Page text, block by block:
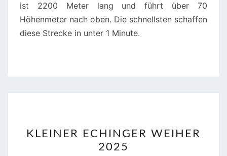
ist 2200 Meter lang und führt über 70
Höhenmeter nach oben. Die schnellsten schaffen
diese Strecke in unter 1 Minute.
ECHINGER
WEIHER
KLEINER ECHINGER WEIHER
2025